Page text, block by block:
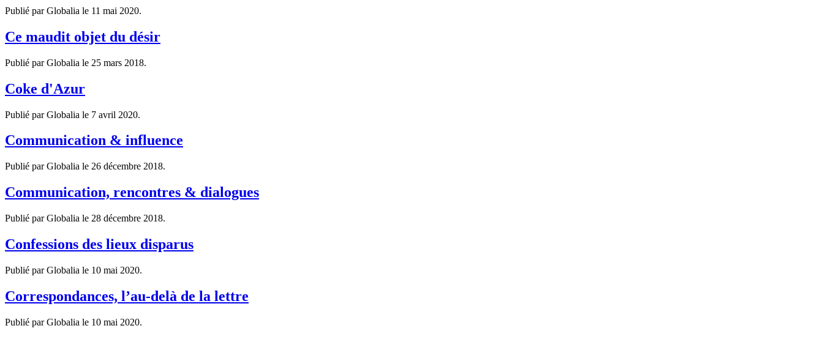
Publié par Globalia le 11 mai 2020.
Ce maudit objet du désir
Publié par Globalia le 25 mars 2018.
Coke d'Azur
Publié par Globalia le 7 avril 2020.
Communication & influence
Publié par Globalia le 26 décembre 2018.
Communication, rencontres & dialogues
Publié par Globalia le 28 décembre 2018.
Confessions des lieux disparus
Publié par Globalia le 10 mai 2020.
Correspondances, l’au-delà de la lettre
Publié par Globalia le 10 mai 2020.